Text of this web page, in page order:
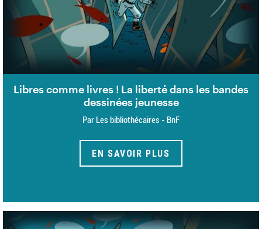
Libres comme livres ! La liberté dans les bandes
dessinées jeunesse
Par Les bibliothécaires - BnF
EN SAVOIR PLUS